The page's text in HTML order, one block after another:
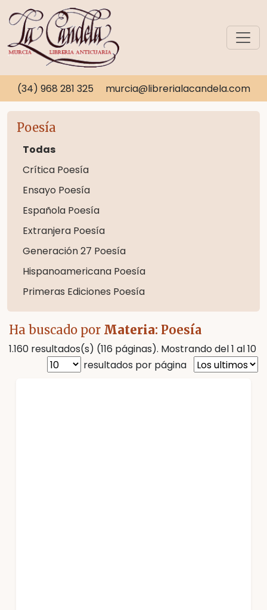
(34) 968 281 325 murcia@librerialacandela.com
Poesía
Todas
Crítica Poesía
Ensayo Poesía
Española Poesía
Extranjera Poesía
Generación 27 Poesía
Hispanoamericana Poesía
Primeras Ediciones Poesía
Ha buscado por Materia: Poesía
1.160 resultados(s) (116 páginas). Mostrando del 1 al 10
resultados por página